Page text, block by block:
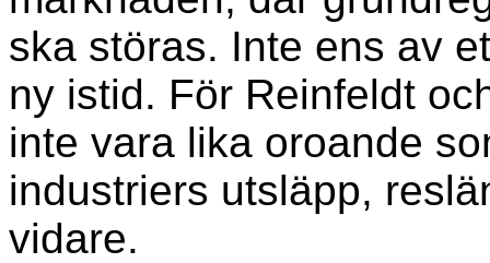
ska störas. Inte ens av
ny istid. För Reinfeldt
inte vara lika oroande
industriers utsläpp,
vidare.